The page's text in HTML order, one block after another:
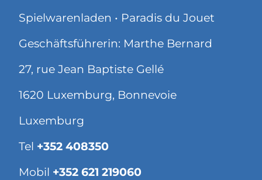
Spielwarenladen • Paradis du Jouet
Geschäftsführerin: Marthe Bernard
27, rue Jean Baptiste Gellé
1620 Luxemburg, Bonnevoie
Luxemburg
Tel +352 408350
Mobil +352 621 219060